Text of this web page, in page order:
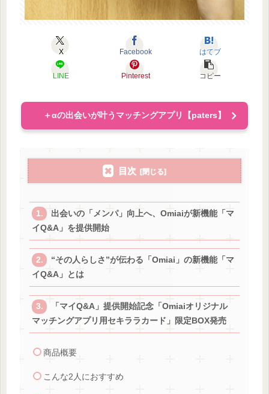
X Facebook はてブ
LINE Pinterest コピー
＋αの出会いが叶うマッチングアプリ【paters】
目次
出会いの「メンパ」向上へ、Omiaiが新機能「マ
イQ&A」を提供開始
“その人らしさ”が伝わる「Omiai」の新機能「マ
イQ&A」とは
「マイQ&A」提供開始記念「Omiaiオリジナル
マッチングアプリ用セキララカード」限定BOX発売
商品概要
こんな2人におすすめ